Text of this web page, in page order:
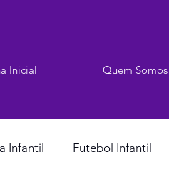
Inicial Quem Somos
Infantil Futebol Infantil